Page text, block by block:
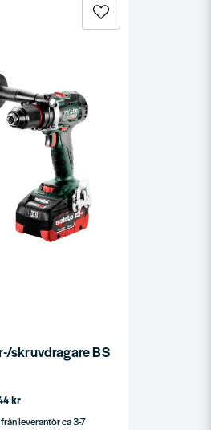
batteri)
skruvdragare BS 18 LTX BL I 18V
kr
leverantör ca 3-7